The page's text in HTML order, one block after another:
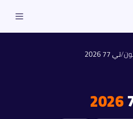
/تي 77 2026
2026